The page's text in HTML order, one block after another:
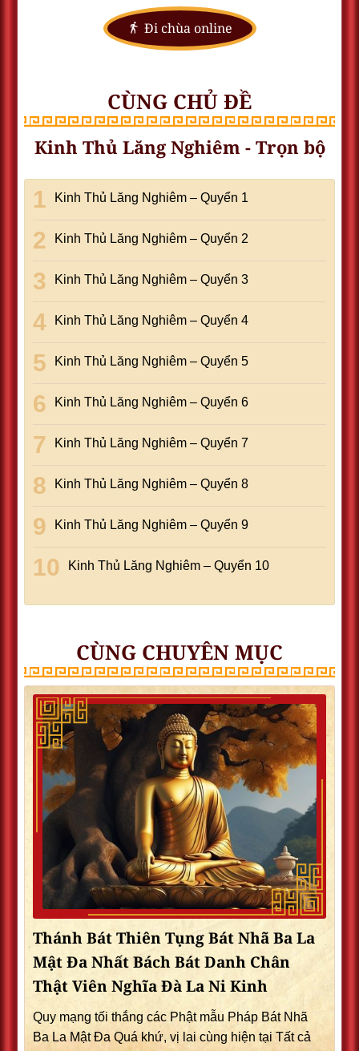
Đi chùa online
CÙNG CHỦ ĐỀ
Kinh Thủ Lăng Nghiêm - Trọn bộ
Kinh Thủ Lăng Nghiêm – Quyển 1
Kinh Thủ Lăng Nghiêm – Quyển 2
Kinh Thủ Lăng Nghiêm – Quyển 3
Kinh Thủ Lăng Nghiêm – Quyển 4
Kinh Thủ Lăng Nghiêm – Quyển 5
Kinh Thủ Lăng Nghiêm – Quyển 6
Kinh Thủ Lăng Nghiêm – Quyển 7
Kinh Thủ Lăng Nghiêm – Quyển 8
Kinh Thủ Lăng Nghiêm – Quyển 9
Kinh Thủ Lăng Nghiêm – Quyển 10
CÙNG CHUYÊN MỤC
Thánh Bát Thiên Tụng Bát Nhã Ba La
Mật Đa Nhất Bách Bát Danh Chân
Thật Viên Nghĩa Đà La Ni Kinh
Quy mạng tối thắng các Phật mẫu Pháp Bát Nhã
Ba La Mật Đa Quá khứ, vị lai cùng hiện tại Tất cả